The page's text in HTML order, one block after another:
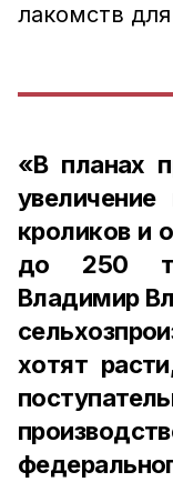
лакомств
«В планах
кроликов и
до 250
Владимир
хотят